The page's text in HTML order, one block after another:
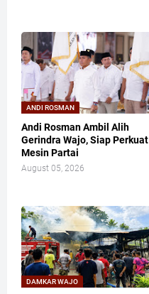
ANDI ROSMAN
Andi Rosman Ambil Alih
Gerindra Wajo, Siap Perkuat
Mesin Partai
August 05, 2026
DAMKAR WAJO